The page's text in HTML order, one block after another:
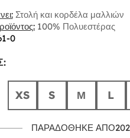
Στολή και κορδέλα μαλλιών
100% Πολυεστέρας
0
XS S Μ L
ΠΑΡΑΔΌΘΗΚΕ